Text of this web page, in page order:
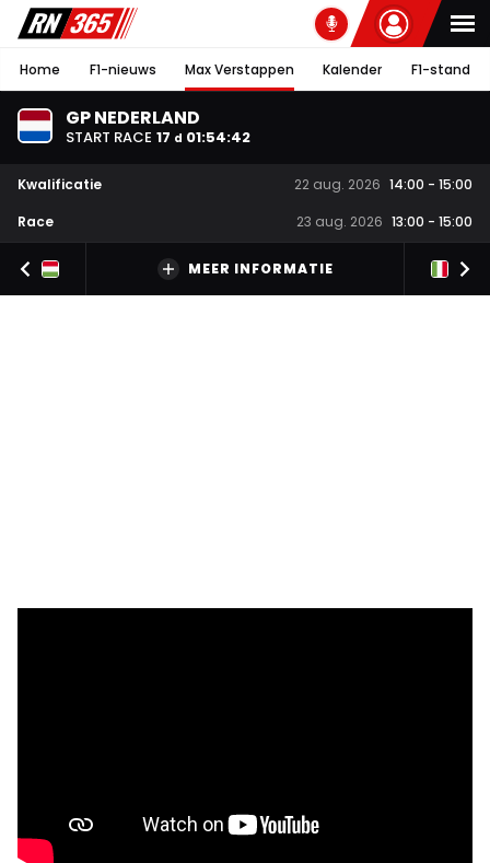
Home F1-nieuws Max Verstappen Kalender F1-stand
GP NEDERLAND
START RACE 17 d 01:54:42
Kwalificatie 22 aug. 2026 14:00 - 15:00
Race
23 aug. 2026 13:00 - 15:00
MEER INFORMATIE